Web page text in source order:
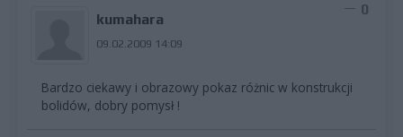
kumahara
09.02.2009 14:09
0
Bardzo ciekawy i obrazowy pokaz różnic w konstrukcji
bolidów, dobry pomysł !